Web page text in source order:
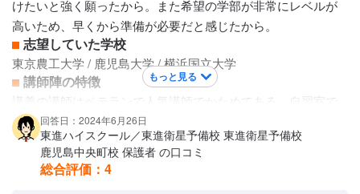
駅に近く、通いやすい。しかし大通りに面しており、送迎の
場合は不便である。すぐ側にコンビニがあるので,軽食などを
買うのには便利。
けたいと強く願ったから。また希望の学部が非常にレベルが
高いため、早くから準備が必要だと感じたから。
志望していた学校
東京農工大学 / 鹿児島大学 / 横浜国立大学
講師陣の特徴
講義の講師はベテランで人気講師でかためてある。自習室で
質問を受けるバイト生の講師は、医学部生など、レベルが高
い問題でも難なく説明できる学生がしている。サポートの先
生たちがおり、受験指導や進路相談、面談などをし。彼らは
正規職員である？
もっと見る
回答日：2024年6月26日
東進ハイスクール／東進衛星予備校 東進衛星予備校
鹿児島中央町校 保護者 の口コミ
総合評価： 4